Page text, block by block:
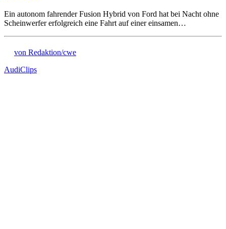
Ein autonom fahrender Fusion Hybrid von Ford hat bei Nacht ohne
Scheinwerfer erfolgreich eine Fahrt auf einer einsamen…
von Redaktion/cwe
AudiClips